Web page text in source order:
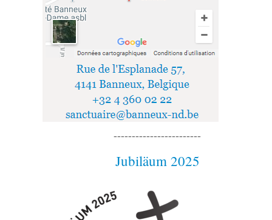
------------------------
Jubiläum 2025